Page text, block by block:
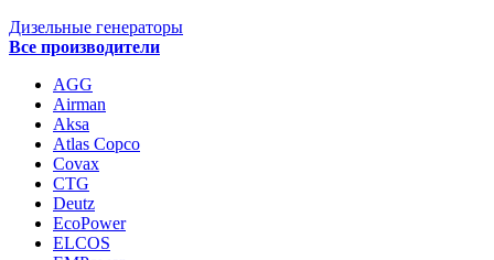
Дизельные генераторы
Все производители
AGG
Airman
Aksa
Atlas Copco
Covax
CTG
Deutz
EcoPower
ELCOS